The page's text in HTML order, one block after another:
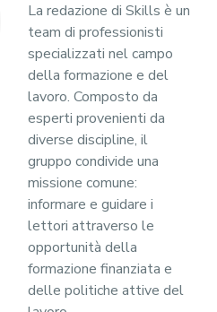
La redazione di Skills è un
team di professionisti
specializzati nel campo
della formazione e del
lavoro. Composto da
esperti provenienti da
diverse discipline, il
gruppo condivide una
missione comune:
informare e guidare i
lettori attraverso le
opportunità della
formazione finanziata e
delle politiche attive del